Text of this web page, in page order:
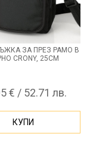
ЗА ПРЕЗ РАМО В
CRONY, 25СМ
€ / 52.71 лв.
КУПИ